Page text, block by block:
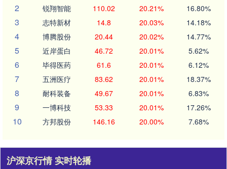
2 锐翔智能 110.02 20.21% 16.80%
3 志特新材 14.8 20.03% 14.18%
4 博腾股份 20.44 20.02% 14.77%
5 近岸蛋白 46.72 20.01% 5.62%
6 毕得医药 61.6 20.01% 6.12%
7 五洲医疗 83.62 20.01% 18.37%
8 耐科装备 49.67 20.01% 6.83%
9 一博科技 53.33 20.01% 17.26%
10 方邦股份 146.16 20.00% 7.68%
沪深京行情 实时轮播